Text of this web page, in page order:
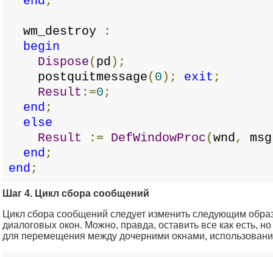
wm_destroy
:
begin
Dispose( pd );
postquitmessage( 0 ); exit ;
Result :=0 ;
end ;
else
Result
:= DefWindowProc(wnd, msg
end ;
end ;
Шаг 4. Цикл сбора сообщений
Цикл сбора сообщений следует изменить следующим
диалоговых окон. Можно, правда, оставить все как есть,
для перемещения между дочерними окнами,